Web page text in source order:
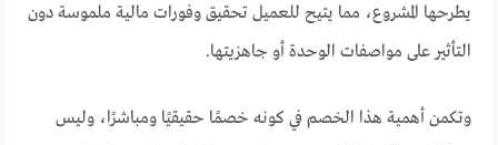
يطرحها المشروع، مما يتيح للعميل تحقيق وفورات مالية ملموسة دون
التأثير على مواصفات الوحدة أو جاهزيتها.
وتكمن أهمية هذا الخصم في كونه خصمًا حقيقيًا ومباشرًا، وليس